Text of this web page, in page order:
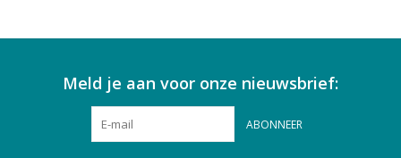
Meld je aan voor onze nieuwsbrief:
ABONNEER